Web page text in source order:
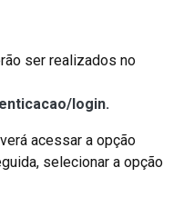
ser realizados no
login.
acessar a opção
selecionar a opção